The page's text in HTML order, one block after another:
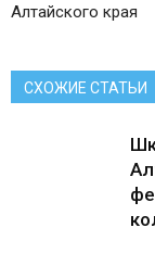
Алтайского края
СХОЖИЕ СТАТЬИ